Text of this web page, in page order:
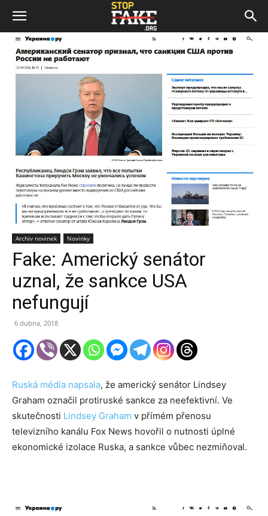
Archiv novinek Novinky
Fake: Americký senátor
uznal, že sankce USA
nefungují
6 dubna, 2018
Ruská média napsala, že americký senátor Lindsey
Graham označil protiruské sankce za neefektivní. Ve
skutečnosti Lindsey Graham v přímém přenosu
televizního kanálu Fox News hovořil o nutnosti úplné
ekonomické izolace Ruska, a sankce vůbec nezmiňoval.